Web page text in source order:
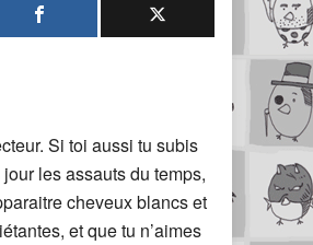
Si toi aussi tu subis
les assauts du temps,
cheveux blancs et
et que tu n’aimes